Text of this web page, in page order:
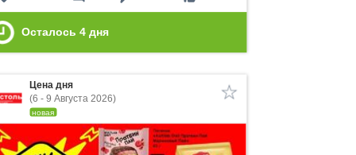
Осталось 4 дня
Цена дня
(6 - 9 Августа 2026)
новая